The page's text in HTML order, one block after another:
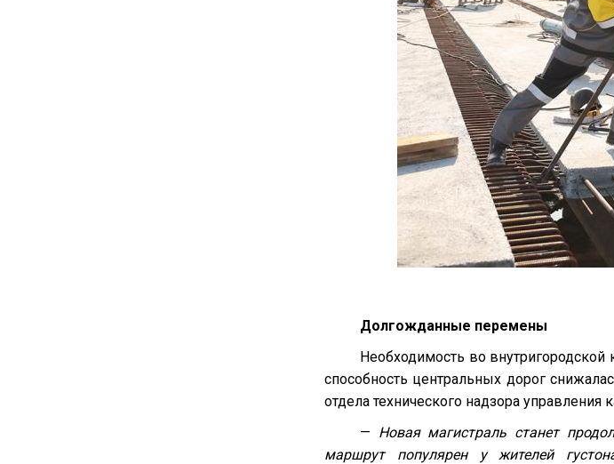
Долгожданные перемены
Необходимость во внутригородской
способность центральных дорог
отдела технического надзора управления
— Новая магистраль станет
маршрут популярен у жителей